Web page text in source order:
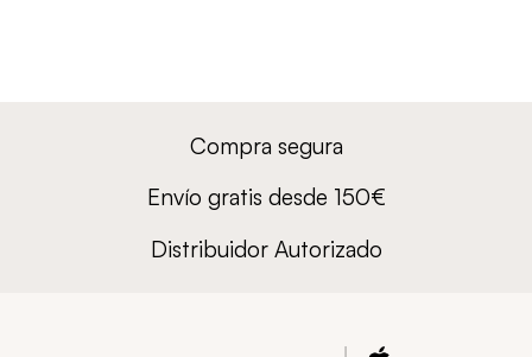
Compra segura
Envío gratis desde 150€
Distribuidor Autorizado